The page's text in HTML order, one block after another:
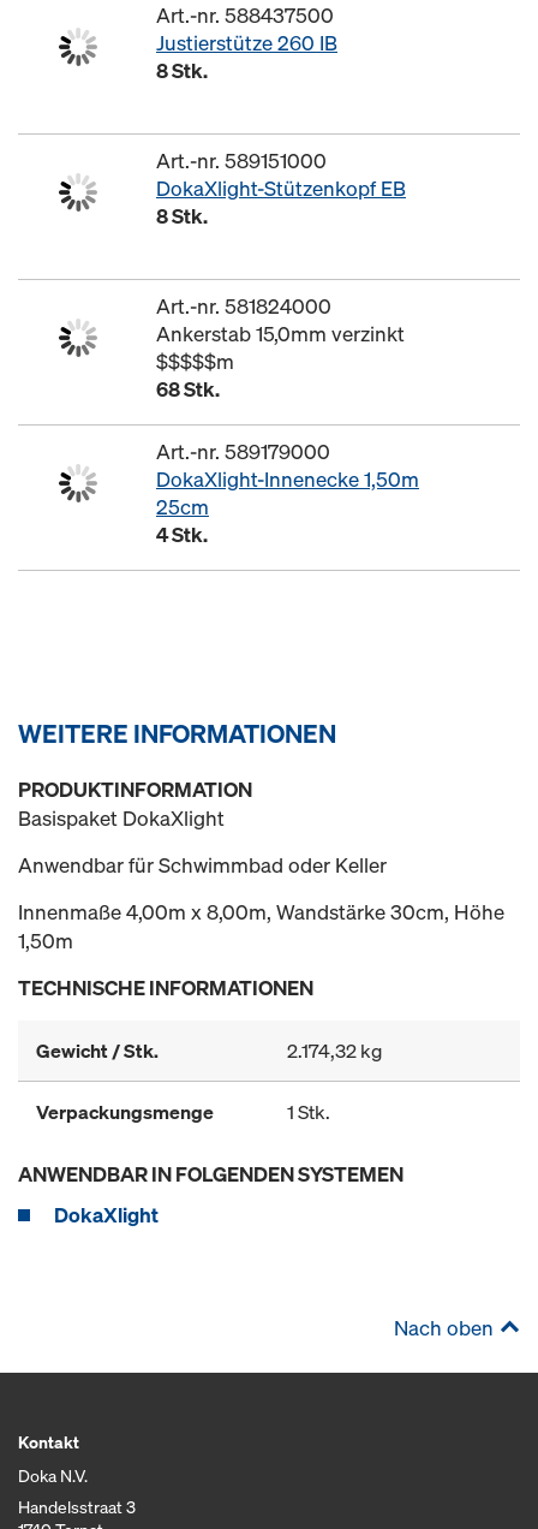
Art.-nr. 588437500
Justierstütze 260 IB
8 Stk.
Art.-nr. 589151000
DokaXlight-Stützenkopf EB
8 Stk.
Art.-nr. 581824000
Ankerstab 15,0mm verzinkt
$$$$$m
68 Stk.
Art.-nr. 589179000
DokaXlight-Innenecke 1,50m
25cm
4 Stk.
WEITERE INFORMATIONEN
PRODUKTINFORMATION
Basispaket DokaXlight
Anwendbar für Schwimmbad oder Keller
Innenmaße 4,00m x 8,00m, Wandstärke 30cm, Höhe
1,50m
TECHNISCHE INFORMATIONEN
Gewicht / Stk. 2.174,32 kg
Verpackungsmenge 1 Stk.
ANWENDBAR IN FOLGENDEN SYSTEMEN
DokaXlight
Nach oben
Kontakt
Doka N.V.
Handelsstraat 3